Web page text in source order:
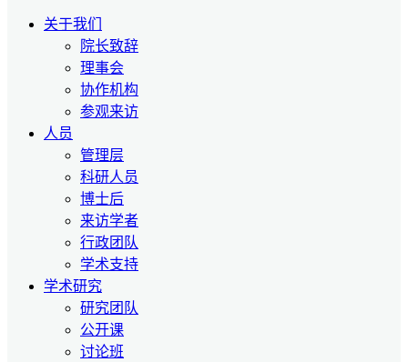
关于我们
院长致辞
理事会
协作机构
参观来访
人员
管理层
科研人员
博士后
来访学者
行政团队
学术支持
学术研究
研究团队
公开课
讨论班